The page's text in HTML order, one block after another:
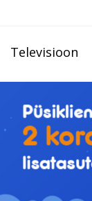
Televisioon